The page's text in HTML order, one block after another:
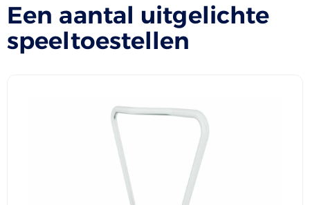
Een aantal uitgelichte
speeltoestellen